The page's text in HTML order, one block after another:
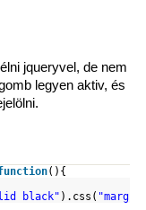
jqueryvel, de nem
legyen aktiv, és
(){
black" ).css(